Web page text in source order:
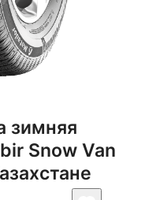
зимняя
Snow Van